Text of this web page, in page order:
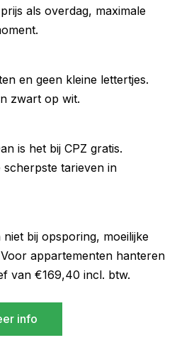
als overdag, maximale
en geen kleine lettertjes.
zwart op wit.
is het bij CPZ gratis.
scherpste tarieven in
bij opsporing, moeilijke
appartementen hanteren
van €169,40 incl. btw.
info